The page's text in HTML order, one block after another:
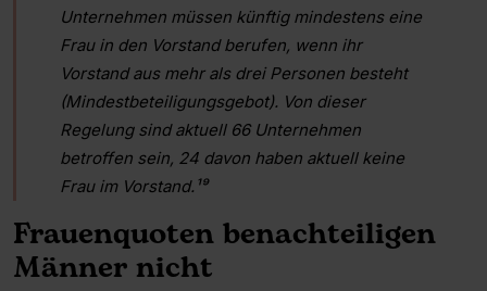
Unternehmen müssen künftig mindestens eine
Frau in den Vorstand berufen, wenn ihr
Vorstand aus mehr als drei Personen besteht
(Mindestbeteiligungsgebot). Von dieser
Regelung sind aktuell 66 Unternehmen
betroffen sein, 24 davon haben aktuell keine
Frau im Vorstand.¹⁹
Frauenquoten benachteiligen
Männer nicht